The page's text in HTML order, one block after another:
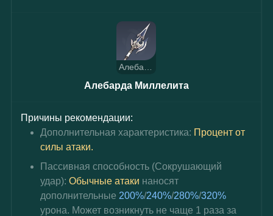
Алебарда Миллелита
Причины рекомендации:
Дополнительная характеристика: Процент от
силы атаки.
Пассивная способность (Сокрушающий
удар): Обычные атаки наносят
дополнительные 200%/240%/280%/320%
урона. Может возникнуть не чаще 1 раза за